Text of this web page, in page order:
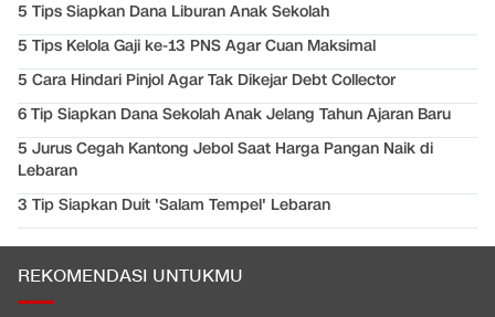
5 Tips Siapkan Dana Liburan Anak Sekolah
5 Tips Kelola Gaji ke-13 PNS Agar Cuan Maksimal
5 Cara Hindari Pinjol Agar Tak Dikejar Debt Collector
6 Tip Siapkan Dana Sekolah Anak Jelang Tahun Ajaran Baru
5 Jurus Cegah Kantong Jebol Saat Harga Pangan Naik di
Lebaran
3 Tip Siapkan Duit 'Salam Tempel' Lebaran
REKOMENDASI UNTUKMU